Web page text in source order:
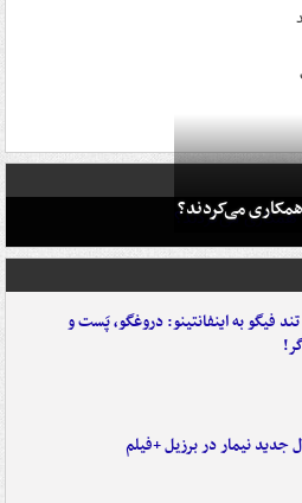
می‌کردند؟
فیگو به اینفانتینو: دروغگو، پَست‌ و
جدید نیمار در برزیل +فیلم